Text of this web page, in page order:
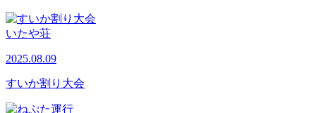
いたや荘
2025.08.09
すいか割り大会